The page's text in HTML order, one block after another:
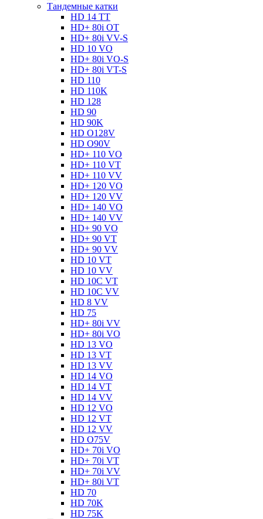
Тандемные катки
HD 14 TT
HD+ 80i OT
HD+ 80i VV-S
HD 10 VO
HD+ 80i VO-S
HD+ 80i VT-S
HD 110
HD 110K
HD 128
HD 90
HD 90K
HD O128V
HD O90V
HD+ 110 VO
HD+ 110 VT
HD+ 110 VV
HD+ 120 VO
HD+ 120 VV
HD+ 140 VO
HD+ 140 VV
HD+ 90 VO
HD+ 90 VT
HD+ 90 VV
HD 10 VT
HD 10 VV
HD 10C VT
HD 10C VV
HD 8 VV
HD 75
HD+ 80i VV
HD+ 80i VO
HD 13 VO
HD 13 VT
HD 13 VV
HD 14 VO
HD 14 VT
HD 14 VV
HD 12 VO
HD 12 VT
HD 12 VV
HD O75V
HD+ 70i VO
HD+ 70i VT
HD+ 70i VV
HD+ 80i VT
HD 70
HD 70K
HD 75K